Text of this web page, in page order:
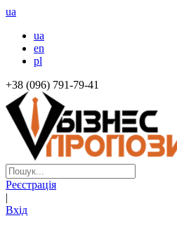
ua
ua
en
pl
+38 (096) 791-79-41
Реєстрація
|
Вхід